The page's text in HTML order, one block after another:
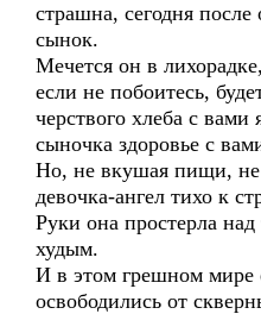
страшна, сегодня
сынок.
Мечется он в
если не побоитесь,
черствого хлеба с вами
сыночка здоровье с
Но, не вкушая пищи, не
девочка-ангел тихо к
Руки она простерла
худым.
И в этом грешном мире
освободились от